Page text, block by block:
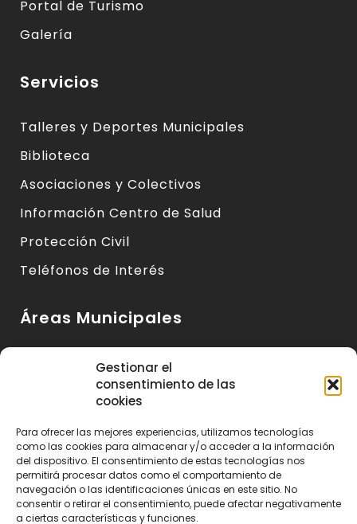
Gestionar el
consentimiento de las
cookies
Para ofrecer las mejores experiencias, utilizamos tecnologías
como las cookies para almacenar y/o acceder a la información
del dispositivo. El consentimiento de estas tecnologías nos
permitirá procesar datos como el comportamiento de
navegación o las identificaciones únicas en este sitio. No
consentir o retirar el consentimiento, puede afectar negativamente
a ciertas características y funciones.
Portal de Turismo
Galería
Servicios
Talleres y Deportes Municipales
Biblioteca
Asociaciones y Colectivos
Información Centro de Salud
Protección Civil
Teléfonos de Interés
Áreas Municipales
Urbanismo y Vivienda
Medio Ambiente y Sanidad
Servicios Sociales
Seguridad Ciudadana
Actividad Económica y Consumo